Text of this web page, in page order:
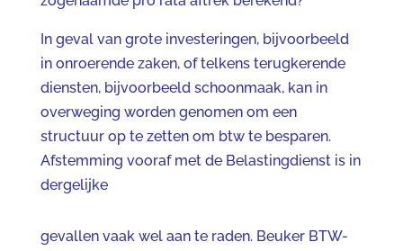
In geval van grote investeringen, bijvoorbeeld
in onroerende zaken, of telkens terugkerende
diensten, bijvoorbeeld schoonmaak, kan in
overweging worden genomen om een
structuur op te zetten om btw te besparen.
Afstemming vooraf met de Belastingdienst is in
dergelijke
gevallen vaak wel aan te raden. Beuker BTW-